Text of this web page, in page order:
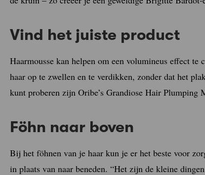
Vind het juiste product
Haarmousse kan helpen om een volumineus effect
haar op te zwellen en te verdikken, zonder dat het
kunt proberen zijn Oribe’s Grandiose Hair Plumping
Föhn naar boven
Bij het föhnen van je haar kun je er het beste voor
in plaats van naar beneden. “Het zijn de kleine